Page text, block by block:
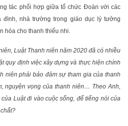
tác phối hợp giữa tổ chức Đoàn với các
đình, nhà trường trong giáo dục lý tưởng
hóa cho thanh thiếu nhi.
Luật Thanh niên năm 2020 đã có nhiều
quy định việc xây dựng và thực hiện chính
niên phải bảo đảm sự tham gia của thanh
nguyện vọng của thanh niên… Theo Anh,
Luật đi vào cuộc sống, để tiếng nói của